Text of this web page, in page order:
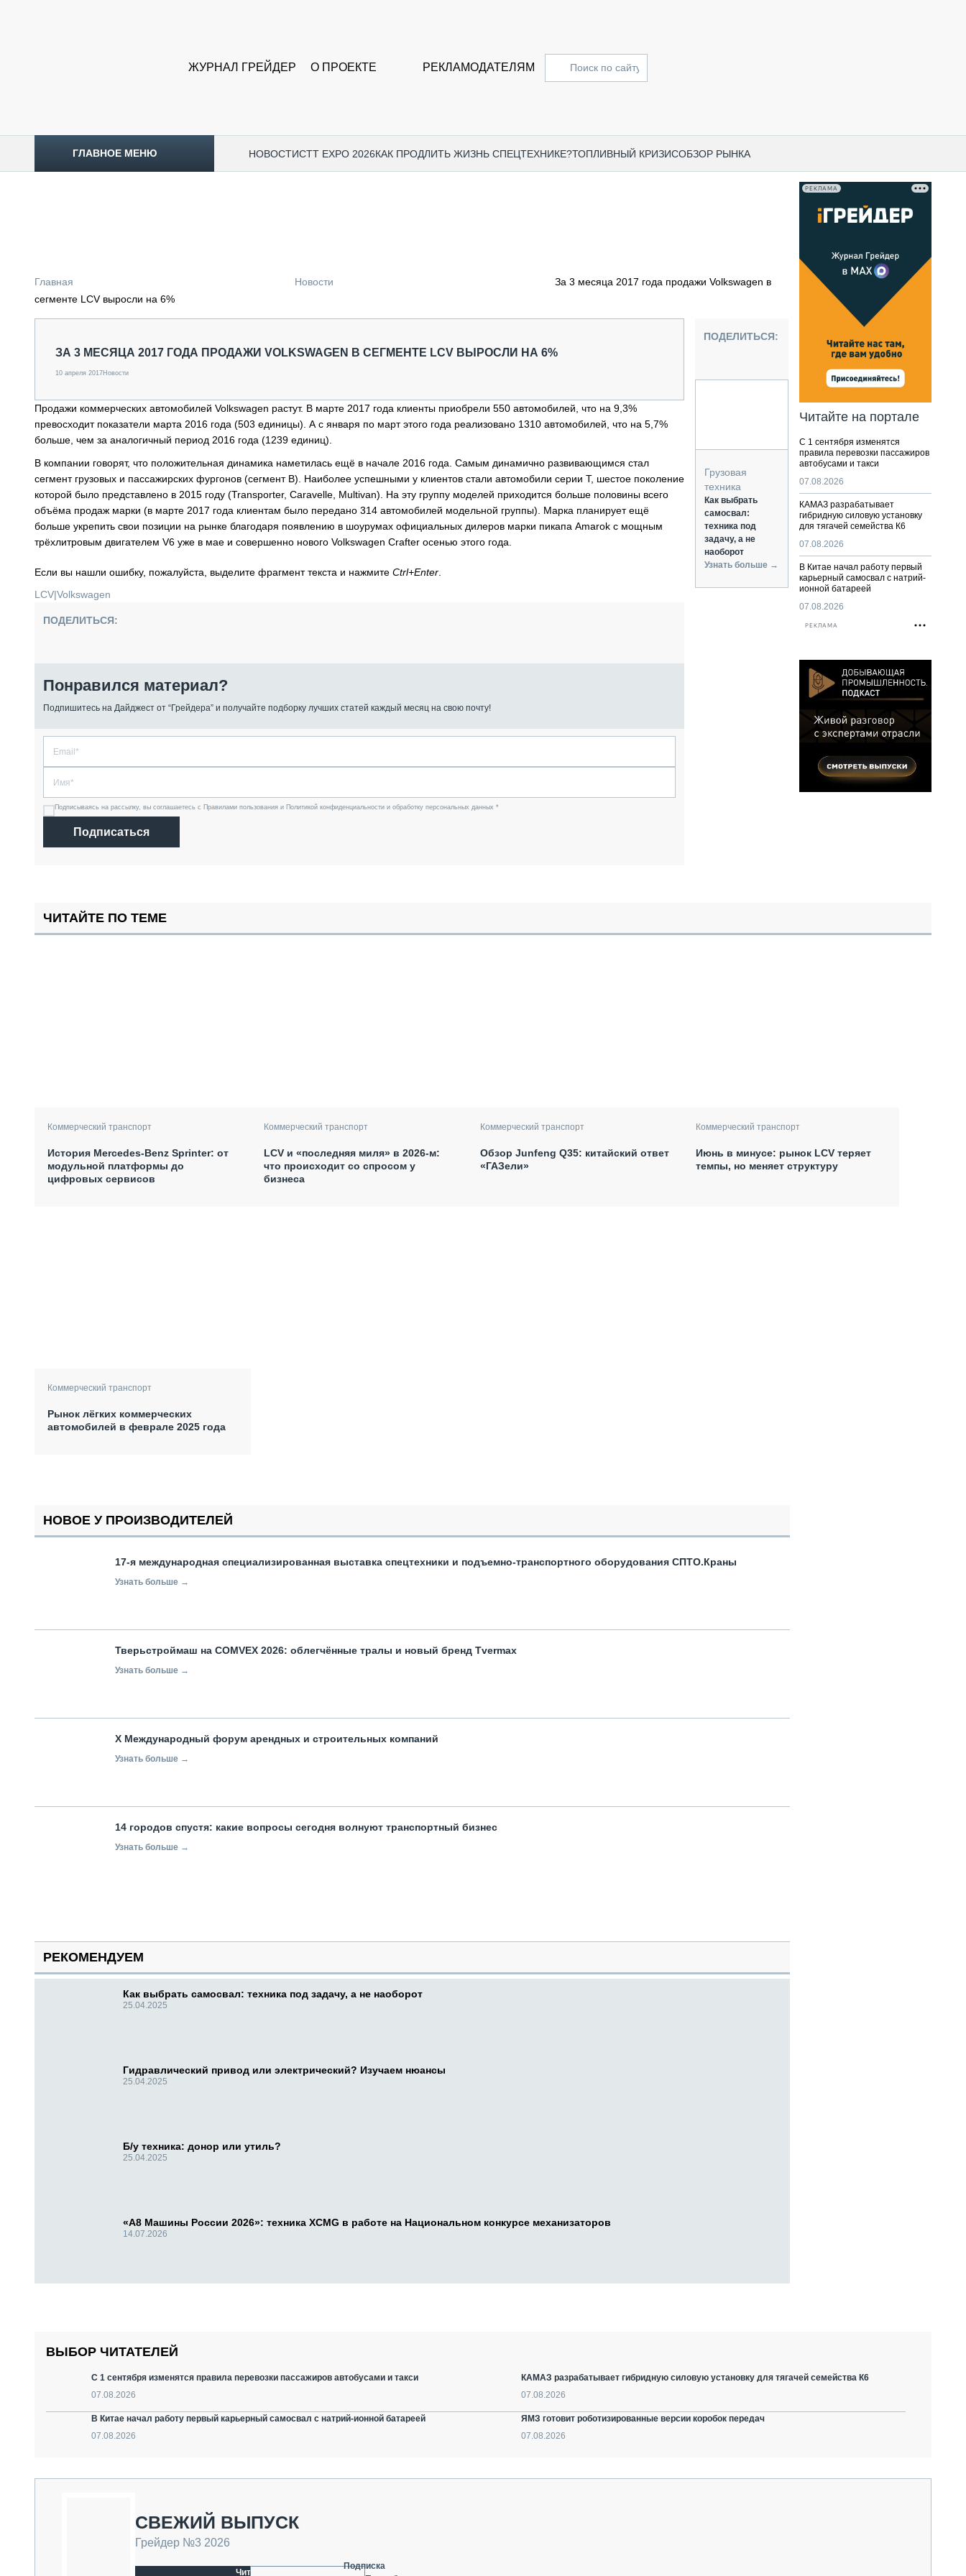
ЖУРНАЛ ГРЕЙДЕР О ПРОЕКТЕ РЕКЛАМОДАТЕЛЯМ
ГЛАВНОЕ МЕНЮ НОВОСТИCTT EXPO 2026КАК ПРОДЛИТЬ ЖИЗНЬ СПЕЦТЕХНИКЕ?ТОПЛИВНЫЙ КРИЗИСОБЗОР РЫНКА
ОБЗОР РЫНКА
ГРУЗОПЕРЕВОЗКИ
ИСПЫТАТЕЛИ
ТЕХНОЛОГИИ
ДОРОЖНАЯ ИНДУСТРИЯ
СЕРВИСМЕНЫ
ПОДЪЁМНАЯ ТЕХНИКА
ПАССАЖИРСКИЙ ТРАНСПОРТ
КАРЬЕРНАЯ ТЕХНИКА
ЛОГИСТИКА И СКЛАД
КОМПЛЕКТУЮЩИЕ И СЕРВИС
Главная Новости
За 3 месяца 2017 года продажи Volkswagen в
сегменте LCV выросли на 6%
ЗА 3 МЕСЯЦА 2017 ГОДА ПРОДАЖИ VOLKSWAGEN В СЕГМЕНТЕ LCV ВЫРОСЛИ НА 6%
10 апреля 2017Новости
Продажи коммерческих автомобилей Volkswagen растут. В марте 2017 года клиенты приобрели 550 автомобилей, что на 9,3%
превосходит показатели марта 2016 года (503 единицы). А с января по март этого года реализовано 1310 автомобилей, что на 5,7%
больше, чем за аналогичный период 2016 года (1239 единиц).
В компании говорят, что положительная динамика наметилась ещё в начале 2016 года. Самым динамично развивающимся стал
сегмент грузовых и пассажирских фургонов (сегмент В). Наиболее успешными у клиентов стали автомобили серии Т, шестое поколение
которой было представлено в 2015 году (Transporter, Caravelle, Multivan). На эту группу моделей приходится больше половины всего
объёма продаж марки (в марте 2017 года клиентам было передано 314 автомобилей модельной группы). Марка планирует ещё
больше укрепить свои позиции на рынке благодаря появлению в шоурумах официальных дилеров марки пикапа Amarok c мощным
трёхлитровым двигателем V6 уже в мае и совершенно нового Volkswagen Crafter осенью этого года.
Если вы нашли ошибку, пожалуйста, выделите фрагмент текста и нажмите Ctrl+Enter
LCV|Volkswagen
ПОДЕЛИТЬСЯ:
Понравился материал?
Подпишитесь на Дайджест от “Грейдера” и получайте подборку лучших статей каждый месяц на свою почту!
Подписываясь на рассылку, вы соглашаетесь с Правилами пользования и Политикой конфиденциальности и обработку персональных данных *
Подписаться
ПОДЕЛИТЬСЯ:
Грузовая
техника
Как выбрать
самосвал:
техника под
задачу, а не
наоборот
Узнать больше →
РЕКЛАМА
Читайте на портале
С 1 сентября изменятся
правила перевозки пассажиров
автобусами и такси
07.08.2026
КАМАЗ разрабатывает
гибридную силовую установку
для тягачей семейства К6
07.08.2026
В Китае начал работу первый
карьерный самосвал с натрий-
ионной батареей
07.08.2026
РЕКЛАМА
ЧИТАЙТЕ ПО ТЕМЕ
Коммерческий транспорт
История Mercedes-Benz Sprinter: от
модульной платформы до
цифровых сервисов
Коммерческий транспорт
LCV и «последняя миля» в 2026-м:
что происходит со спросом у
бизнеса
Коммерческий транспорт
Обзор Junfeng Q35: китайский ответ
«ГАЗели»
Коммерческий транспорт
Июнь в минусе: рынок LCV теряет
темпы, но меняет структуру
Коммерческий транспорт
Рынок лёгких коммерческих
автомобилей в феврале 2025 года
НОВОЕ У ПРОИЗВОДИТЕЛЕЙ
17-я международная специализированная выставка спецтехники и подъемно-транспортного оборудования СПТО.Краны
Узнать больше →
Тверьстроймаш на COMVEX 2026: облегчённые тралы и новый бренд Tvermax
Узнать больше →
X Международный форум арендных и строительных компаний
Узнать больше →
14 городов спустя: какие вопросы сегодня волнуют транспортный бизнес
Узнать больше →
РЕКОМЕНДУЕМ
Как выбрать самосвал: техника под задачу, а не наоборот
25.04.2025
Гидравлический привод или электрический? Изучаем нюансы
25.04.2025
Б/у техника: донор или утиль?
25.04.2025
«А8 Машины России 2026»: техника XCMG в работе на Национальном конкурсе механизаторов
14.07.2026
ВЫБОР ЧИТАТЕЛЕЙ
С 1 сентября изменятся правила перевозки пассажиров автобусами и такси
07.08.2026
КАМАЗ разрабатывает гибридную силовую установку для тягачей семейства К6
07.08.2026
В Китае начал работу первый карьерный самосвал с натрий-ионной батареей
07.08.2026
ЯМЗ готовит роботизированные версии коробок передач
07.08.2026
СВЕЖИЙ ВЫПУСК
Грейдер №3 2026
Читать
Подписка